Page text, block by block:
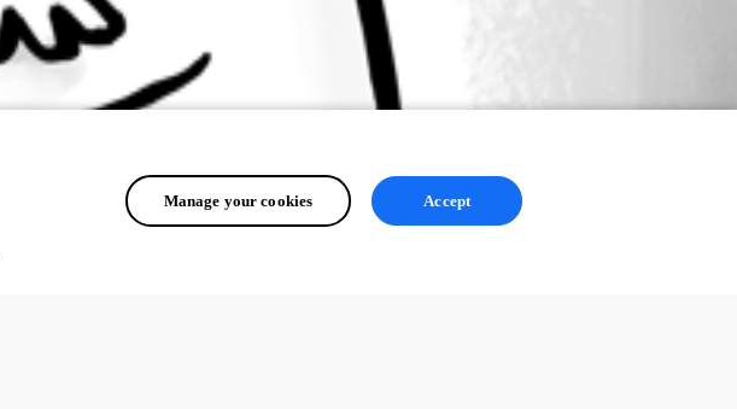
Manage your cookies Accept